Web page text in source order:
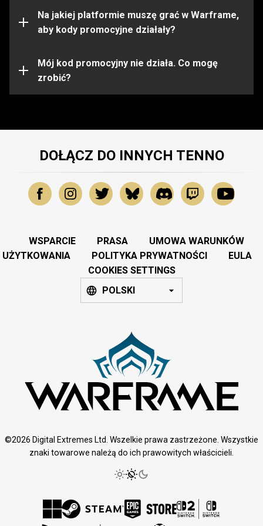
Na jakiej platformie muszę grać w Warframe,
aby kody promocyjne działały?
kodu upewnij się, że jesteś zalogowany na konto
Warframe na właściwej platformie.
Mój kod promocyjny nie działa. Co mogę
zrobić?
wykorzystany. Aby uzyskać dalszą pomoc, prosimy
skontaktować się z
DOŁĄCZ DO INNYCH TENNO
WSPARCIE PRASA
UMOWA WARUNKÓW
UŻYTKOWANIA
POLITYKA PRYWATNOŚCI
EULA
COOKIES SETTINGS
POLSKI
©2026 Digital Extremes Ltd. Wszelkie prawa zastrzeżone. Wszystkie
znaki towarowe należą do ich prawowitych właścicieli.